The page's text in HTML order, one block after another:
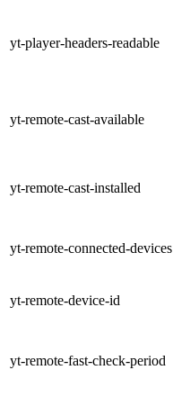
yt-player-headers-readable
yt-remote-cast-available
yt-remote-cast-installed
yt-remote-connected-devices
yt-remote-device-id
yt-remote-fast-check-period